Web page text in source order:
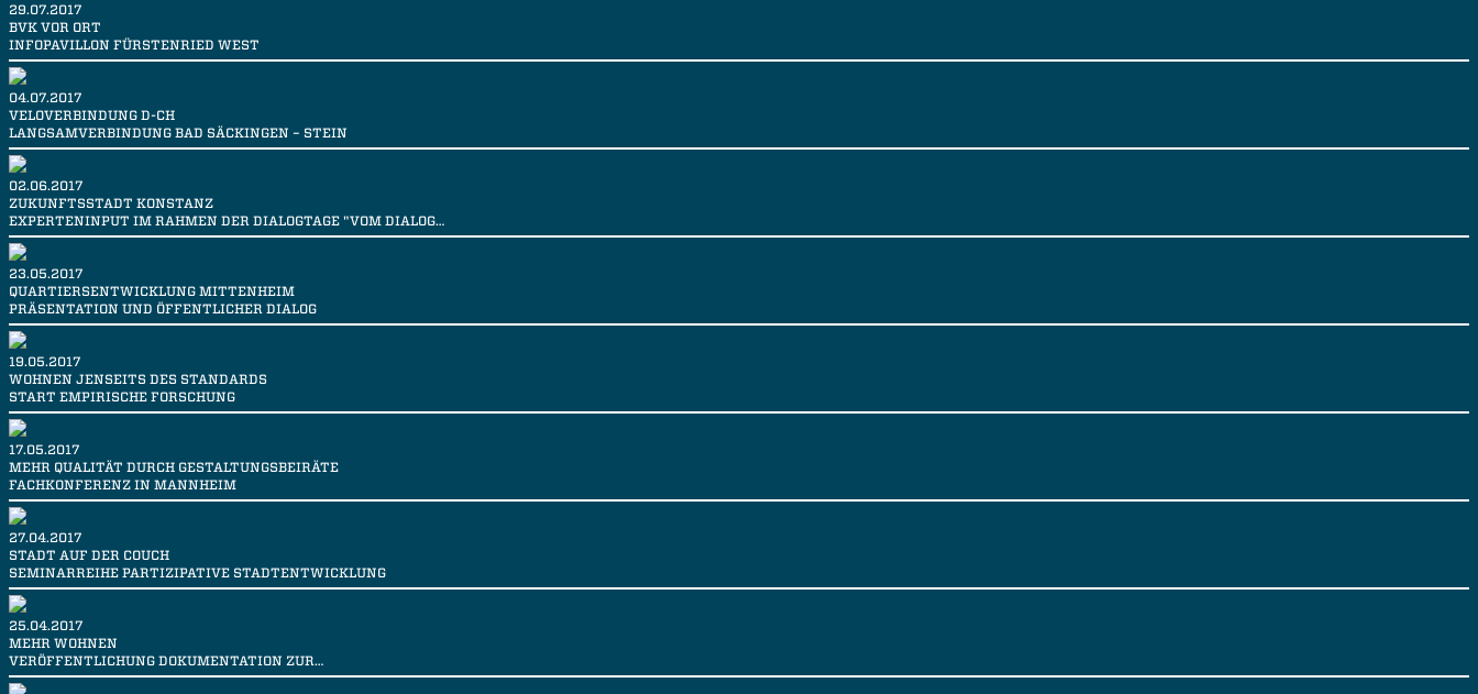
29.07.2017
BVK VOR ORT
INFOPAVILLON FÜRSTENRIED WEST
04.07.2017
VELOVERBINDUNG D-CH
LANGSAMVERBINDUNG BAD SÄCKINGEN – STEIN
02.06.2017
ZUKUNFTSSTADT KONSTANZ
EXPERTENINPUT IM RAHMEN DER DIALOGTAGE "VOM DIALOG…
23.05.2017
QUARTIERSENTWICKLUNG MITTENHEIM
PRÄSENTATION UND ÖFFENTLICHER DIALOG
19.05.2017
WOHNEN JENSEITS DES STANDARDS
START EMPIRISCHE FORSCHUNG
17.05.2017
MEHR QUALITÄT DURCH GESTALTUNGSBEIRÄTE
FACHKONFERENZ IN MANNHEIM
27.04.2017
STADT AUF DER COUCH
SEMINARREIHE PARTIZIPATIVE STADTENTWICKLUNG
25.04.2017
MEHR WOHNEN
VERÖFFENTLICHUNG DOKUMENTATION ZUR…